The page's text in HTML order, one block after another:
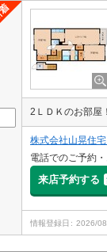
2ＬＤＫのお部屋
株式会社山晃住
電話でのご予約
来店予約する
情報登録日 2026/